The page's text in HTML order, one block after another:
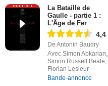
La Bataille de
Gaulle - partie 1 :
L'Âge de Fer
4,4
De Antonin Baudry
Avec Simon Abkarian,
Simon Russell Beale,
Florian Lesieur
Bande-annonce